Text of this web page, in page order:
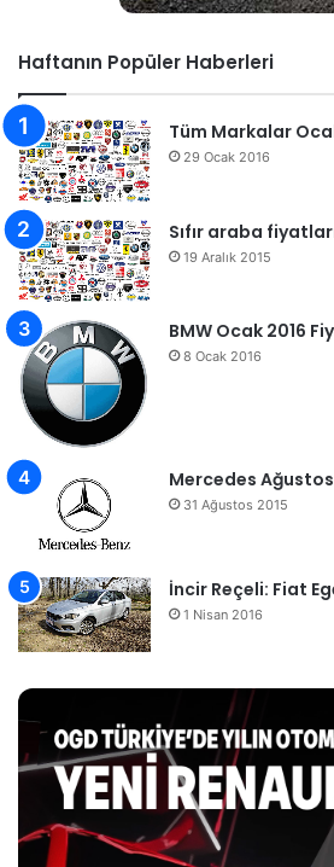
Haftanın Popüler Haberleri
Tüm Markalar
29 Ocak 2016
Sıfır araba
19 Aralık 2015
BMW Ocak 2016
8 Ocak 2016
Mercedes
31 Ağustos 2015
İncir Reçeli: Fiat
1 Nisan 2016